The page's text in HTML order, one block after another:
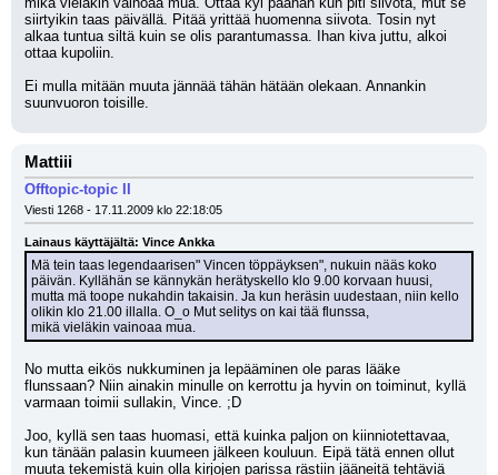
siirtyikin taas päivällä. Pitää yrittää huomenna siivota. Tosin nyt
alkaa tuntua siltä kuin se olis parantumassa. Ihan kiva juttu, alkoi
ottaa kupoliin.
Ei mulla mitään muuta jännää tähän hätään olekaan. Annankin
suunvuoron toisille.
Mattiii
Offtopic-topic II
Viesti 1268 - 17.11.2009 klo 22:18:05
Lainaus käyttäjältä: Vince Ankka
Mä tein taas legendaarisen" Vincen töppäyksen", nukuin nääs koko
päivän. Kyllähän se kännykän herätyskello klo 9.00 korvaan huusi,
mutta mä toope nukahdin takaisin. Ja kun heräsin uudestaan, niin kello
olikin klo 21.00 illalla. O_o Mut selitys on kai tää flunssa,
mikä vieläkin vainoaa mua.
No mutta eikös nukkuminen ja lepääminen ole paras lääke
flunssaan? Niin ainakin minulle on kerrottu ja hyvin on toiminut, kyllä
varmaan toimii sullakin, Vince. ;D
Joo, kyllä sen taas huomasi, että kuinka paljon on kiinniotettavaa,
kun tänään palasin kuumeen jälkeen kouluun. Eipä tätä ennen ollut
muuta tekemistä kuin olla kirjojen parissa rästiin jääneitä tehtäviä